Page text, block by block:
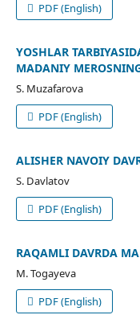
PDF (English)
YOSHLAR
MADANIY
S. Muzafarova
PDF (English)
ALISHER NAVOIY
S. Davlatov
PDF (English)
RAQAMLI DAVRDA
M. Togayeva
PDF (English)